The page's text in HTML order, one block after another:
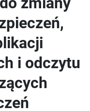
i odczytu